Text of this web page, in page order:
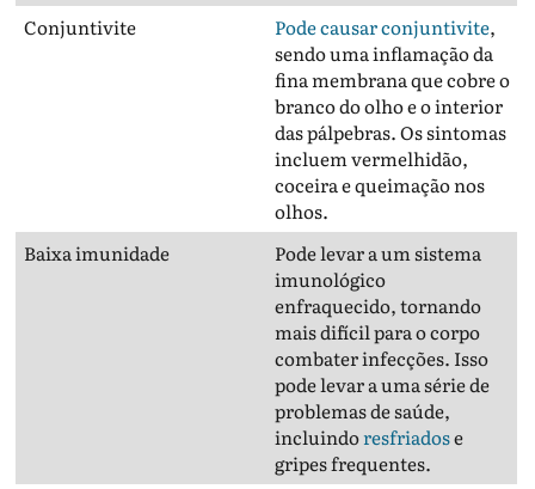
Conjuntivite
Pode causar conjuntivite,
sendo uma inflamação da
fina membrana que cobre o
branco do olho e o interior
das pálpebras. Os sintomas
incluem vermelhidão,
coceira e queimação nos
olhos.
Baixa imunidade
Pode levar a um sistema
imunológico
enfraquecido, tornando
mais difícil para o corpo
combater infecções. Isso
pode levar a uma série de
problemas de saúde,
incluindoresfriadose
gripes frequentes.